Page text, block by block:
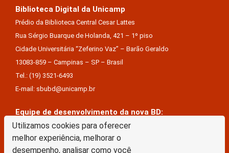
Utilizamos cookies para oferecer
melhor experiência, melhorar o
desempenho, analisar como você
Biblioteca Digital da Unicamp
Prédio da Biblioteca Central Cesar Lattes
Rua Sérgio Buarque de Holanda, 421 – 1º piso
Cidade Universitária “Zeferino Vaz” – Barão Geraldo
13083-859 – Campinas – SP – Brasil
Tel.: (19) 3521-6493
E-mail: sbubd@unicamp.br
Equipe de desenvolvimento da nova BD:
Keite Aparecida Duarte
Márcio Vinícius De Jesus Almeida
Saul Victor De Castro E Silva